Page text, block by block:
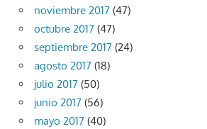
noviembre 2017 (47)
octubre 2017 (47)
septiembre 2017 (24)
agosto 2017 (18)
julio 2017 (50)
junio 2017 (56)
mayo 2017 (40)